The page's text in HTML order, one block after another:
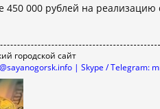
450 000 рублей на реализацию
городской сайт
| Skype / Telegram: